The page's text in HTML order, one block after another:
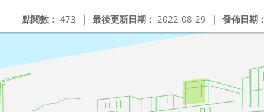
發佈日期：
最後更新日期： 2022-08-29 |
點閱數： 473 |